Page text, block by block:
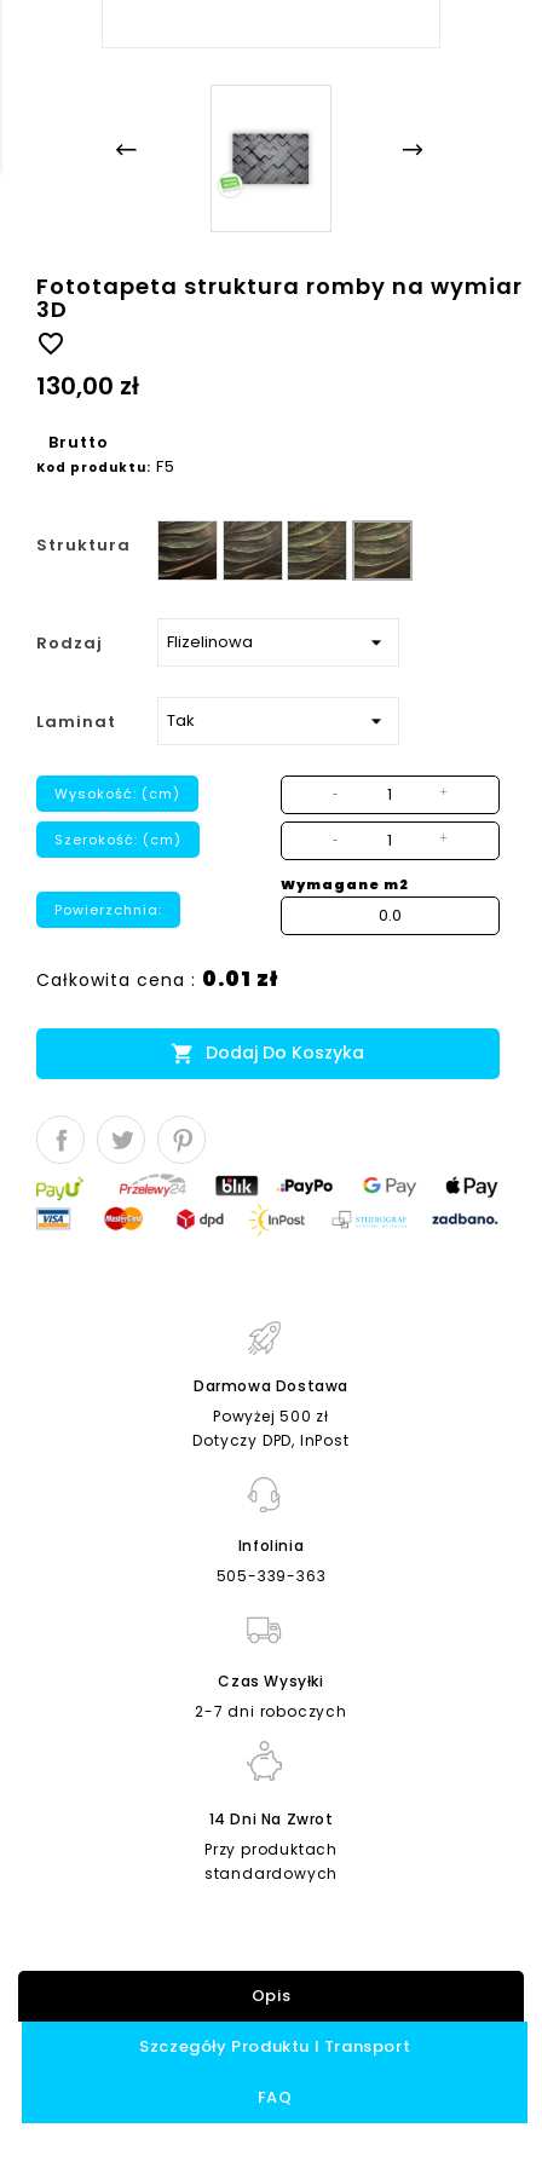
Fototapeta struktura romby na wymiar
3D
favorite_border
130,00 zł
Brutto
Kod produktu: F5
Struktura
Gładka Ziarno Płótno Beton
strukturalny
Rodzaj
Laminat
Wysokość: (cm) - +
Szerokość: (cm) - +
Powierzchnia:
Wymagane m2
Całkowita cena : 0.01 zł
 Dodaj Do Koszyka
Darmowa Dostawa
Powyżej 500 zł
Dotyczy DPD, InPost
Infolinia
505-339-363
Czas Wysyłki
2-7 dni roboczych
14 Dni Na Zwrot
Przy produktach
standardowych
Opis
Szczegóły Produktu I Transport
FAQ